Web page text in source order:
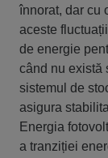
înnorat, dar cu
aceste
de energie
când nu există
sistemul de
asigura
Energia
a tranziției